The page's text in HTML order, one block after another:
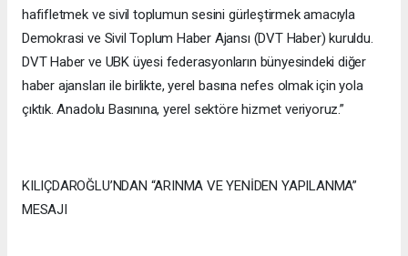
hafifletmek ve sivil toplumun sesini gürleştirmek amacıyla
Demokrasi ve Sivil Toplum Haber Ajansı (DVT Haber) kuruldu.
DVT Haber ve UBK üyesi federasyonların bünyesindeki diğer
haber ajansları ile birlikte, yerel basına nefes olmak için yola
çıktık. Anadolu Basınına, yerel sektöre hizmet veriyoruz.”
KILIÇDAROĞLU’NDAN “ARINMA VE YENİDEN YAPILANMA”
MESAJI